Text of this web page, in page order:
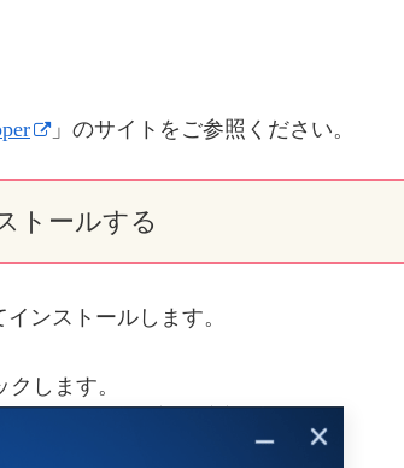
」のサイトをご参照ください。
トールする
ンストールします。
します。